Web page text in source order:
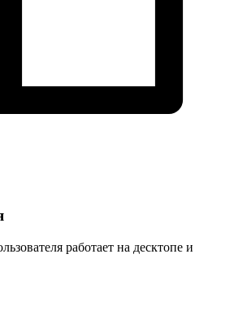
работает на десктопе и